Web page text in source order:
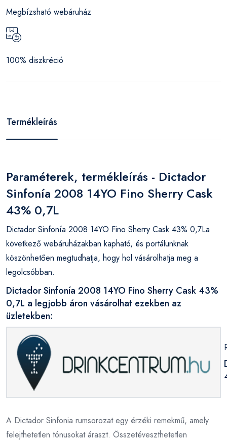
Megbízsható webáruház
100% diszkréció
Termékleírás
Paraméterek, termékleírás - Dictador
Sinfonía 2008 14YO Fino Sherry Cask
43% 0,7L
Dictador Sinfonía 2008 14YO Fino Sherry Cask 43% 0,7La
következő webáruházakban kapható, és portálunknak
köszönhetően megtudhatja, hogy hol vásárolhatja meg a
legolcsóbban.
Dictador Sinfonía 2008 14YO Fino Sherry Cask 43%
0,7L a legjobb áron vásárolhat ezekben az
üzletekben:
A Dictador Sinfonia rumsorozat egy érzéki remekmű, amely
felejthetetlen tónusokat áraszt. Összetéveszthetetlen